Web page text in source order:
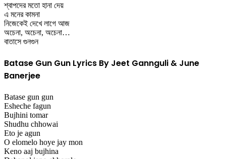
শ্বাপদের মতো হানা দেয়
এ মনের কামনা
নিজেকেই দেখে লাগে আজ
অচেনা, অচেনা, অচেনা…
বাতাসে গুনগুন
Batase Gun Gun Lyrics By Jeet Gannguli & June
Banerjee
Batase gun gun
Esheche fagun
Bujhini tomar
Shudhu chhowai
Eto je agun
O elomelo hoye jay mon
Keno aaj bujhina